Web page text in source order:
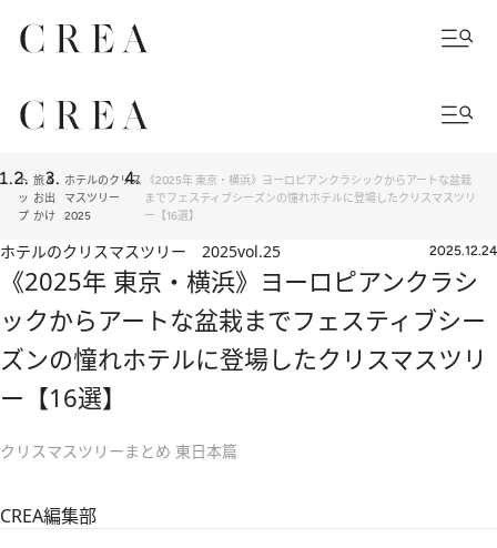
ト
ッ
プ
旅＆
お出
かけ
ホテルのクリス
マスツリー
2025
《2025年 東京・横浜》ヨーロピアンクラシックからアートな盆栽
までフェスティブシーズンの憧れホテルに登場したクリスマスツリ
ー【16選】
ホテルのクリスマスツリー 2025vol.25 2025.12.24
《2025年 東京・横浜》ヨーロピアンクラシ
ックからアートな盆栽までフェスティブシー
ズンの憧れホテルに登場したクリスマスツリ
ー【16選】
クリスマスツリーまとめ 東日本篇
CREA編集部